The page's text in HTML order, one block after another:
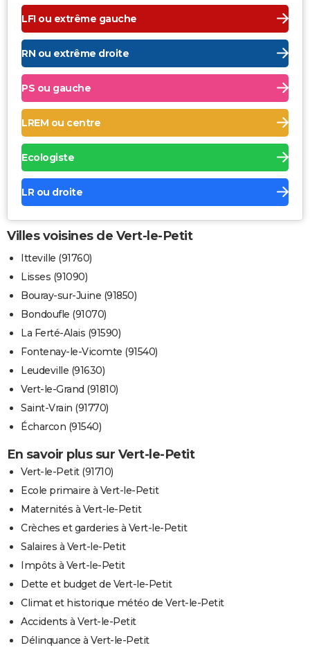
LFI ou extrême gauche
RN ou extrême droite
PS ou gauche
LREM ou centre
Ecologiste
LR ou droite
Villes voisines de Vert-le-Petit
Itteville (91760)
Lisses (91090)
Bouray-sur-Juine (91850)
Bondoufle (91070)
La Ferté-Alais (91590)
Fontenay-le-Vicomte (91540)
Leudeville (91630)
Vert-le-Grand (91810)
Saint-Vrain (91770)
Écharcon (91540)
En savoir plus sur Vert-le-Petit
Vert-le-Petit (91710)
Ecole primaire à Vert-le-Petit
Maternités à Vert-le-Petit
Crèches et garderies à Vert-le-Petit
Salaires à Vert-le-Petit
Impôts à Vert-le-Petit
Dette et budget de Vert-le-Petit
Climat et historique météo de Vert-le-Petit
Accidents à Vert-le-Petit
Délinquance à Vert-le-Petit